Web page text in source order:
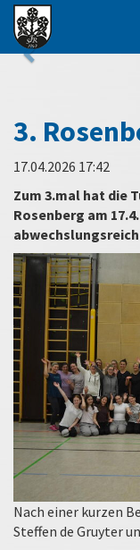
3.
17.04.2026 17:42
Zum 3.mal hat die
Rosenberg am
Nach einer kurzen
Steffen de Gruyter